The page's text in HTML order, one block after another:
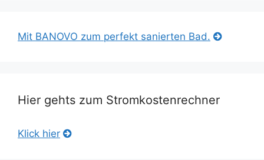
Mit BANOVO zum perfekt sanierten Bad.
Hier gehts zum Stromkostenrechner
Klick hier